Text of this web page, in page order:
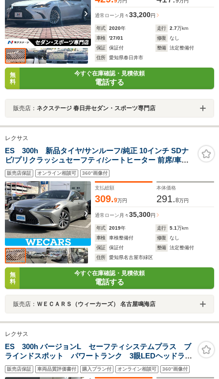
通常ローン 月々33,200円
年式 2020年 走行 2.7万km
車検
'27/01 修復
なし
保証
保証付 整備
法定整備付
住所
愛知県春日井市
無
料
今すぐ在庫確認・見積依頼
電話する
販売店： ネクステージ 春日井セダン・スポーツ専門店
レクサス
ES 300h 新品タイヤ/サンルーフ/純正 10インチ SDナ
ビ/プリクラッシュセーフティ/シートヒーター 前席/車線
逸脱防止支援システム/シート フルレザー/ドライブレコー
ダー 前後/ヘッドランプ LED
販売店保証 オンライン相談可 360°画像付
支払総額
309.9万円
本体価格
291.8万円
通常ローン 月々35,300円
年式 2019年 走行 5.1万km
車検
車検整備付 修復
なし
保証
保証付 整備
法定整備付
住所
愛知県名古屋市緑区
無
料
今すぐ在庫確認・見積依頼
電話する
販売店： ＷＥＣＡＲＳ（ウィーカーズ） 名古屋鳴海店
レクサス
ES 300h バージョンL セーフティシステムプラス ブ
ラインドスポット パワートランク 3眼LEDヘッドライ
ト 純正18インチAW 革巻ステアリング セミアニリン
革シート スマートキー プレミアムサウンドシステム
販売店保証 車両品質評価書付 購入プラン付 オンライン相談可 360°画像付